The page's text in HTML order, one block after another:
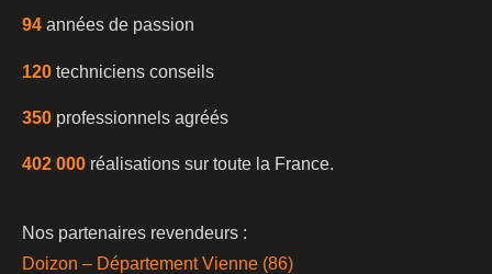
94 années de passion
120 techniciens conseils
350 professionnels agréés
402 000 réalisations sur toute la France.
Nos partenaires revendeurs :
Doizon – Département Vienne (86)